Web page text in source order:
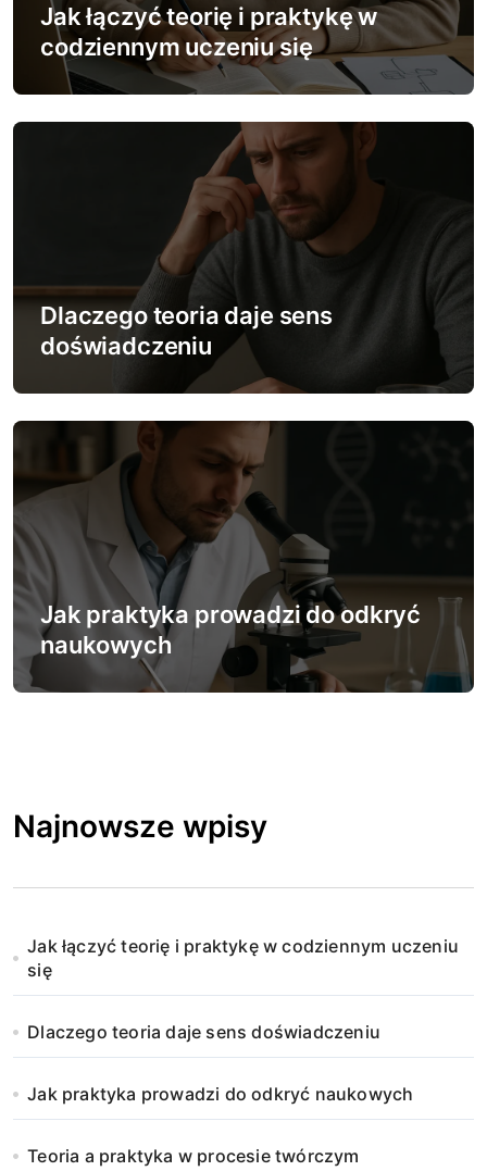
i
s
Jak łączyć teorię i praktykę w
codziennym uczeniu się
Dlaczego teoria daje sens
doświadczeniu
Jak praktyka prowadzi do odkryć
naukowych
Najnowsze wpisy
Jak łączyć teorię i praktykę w codziennym uczeniu
się
Dlaczego teoria daje sens doświadczeniu
Jak praktyka prowadzi do odkryć naukowych
Teoria a praktyka w procesie twórczym